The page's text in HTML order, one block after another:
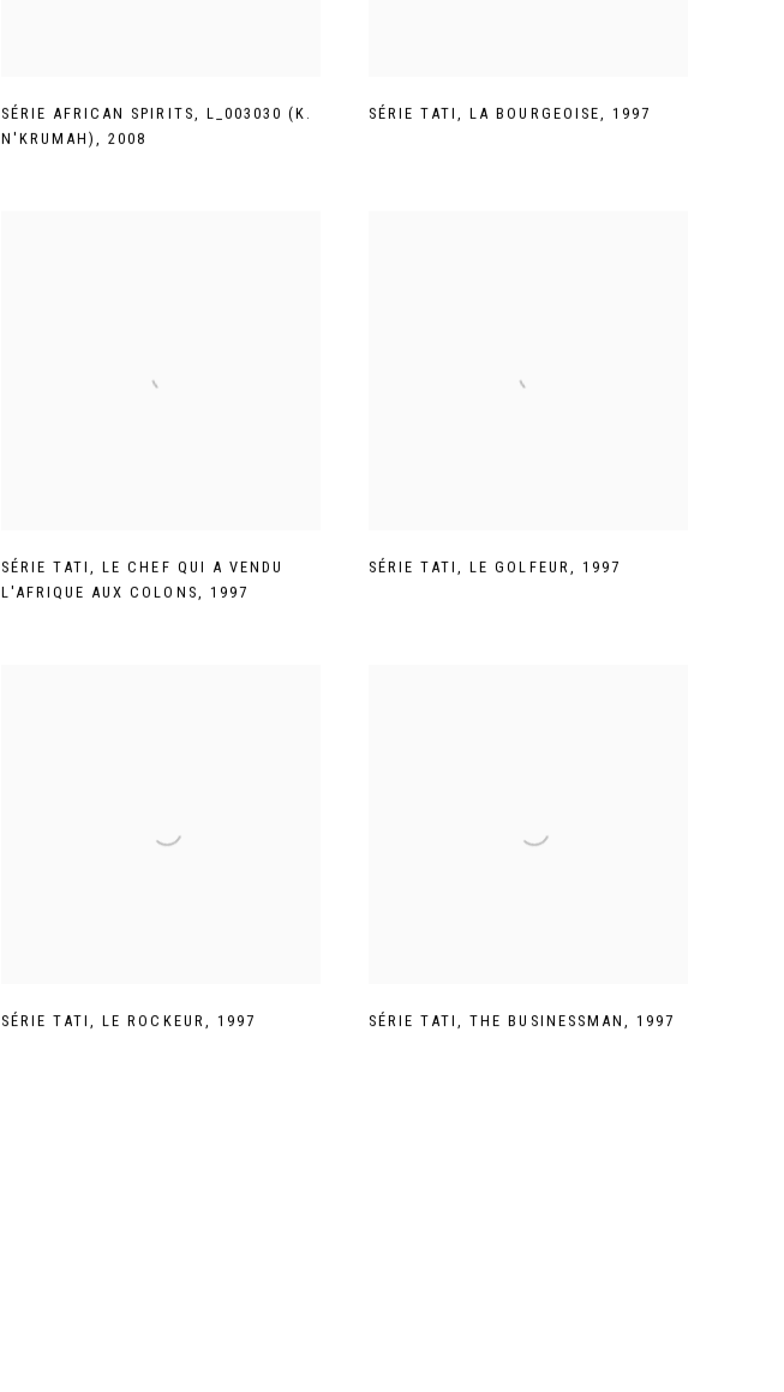
SÉRIE AFRICAN SPIRITS , L_003030 (K.
N'KRUMAH) ,2008
SÉRIE TATI ,LA BOURGEOISE , 1997
SÉRIE TATI ,LE CHEF QUI A VENDU
L'AFRIQUE AUX COLONS , 1997
SÉRIE TATI ,LE GOLFEUR , 1997
SÉRIE TATI ,LE ROCKEUR 1997 SÉRIE TATI ,THE BUSINESSMAN 1997